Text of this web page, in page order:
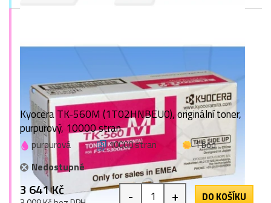
Kyocera TK-560M (1T02HNBEU0), originální toner,
purpurový, 10000 stran
purpurová 10000 stran
1 bod
Nedostupné
3 641 Kč - + DO KOŠÍKU